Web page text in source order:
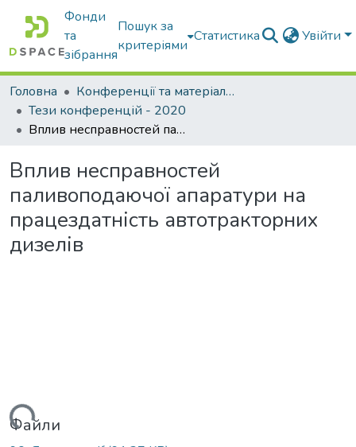
Фонди
та
зібрання
Пошук за
критеріями
Статистика Увійти
Головна
Конференції та матеріали конференцій
Тези конференцій - 2020
Вплив несправностей паливоподаючої апаратури на працездатність автотракторних дизелів
Вплив несправностей
паливоподаючої апаратури на
працездатність автотракторних
дизелів
Файли